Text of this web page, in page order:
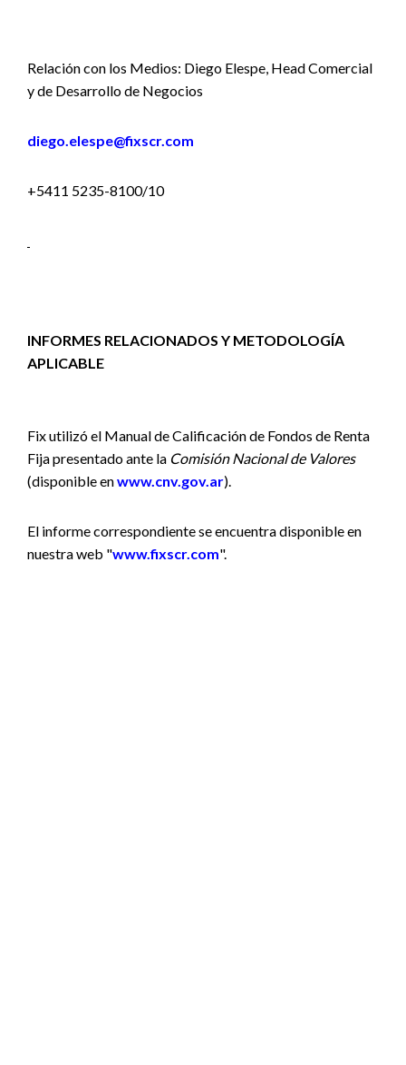
Relación con los Medios: Diego Elespe, Head Comercial
y de Desarrollo de Negocios
diego.elespe@fixscr.com
+5411 5235-8100/10
INFORMES RELACIONADOS Y METODOLOGÍA
APLICABLE
Fix utilizó el Manual de Calificación de Fondos de Renta
Fija presentado ante la Comisión Nacional de Valores
(disponible enwww.cnv.gov.ar).
El informe correspondiente se encuentra disponible en
nuestra web "www.fixscr.com".